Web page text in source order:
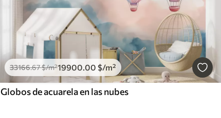
33166.67$/m²19900.00 $/m²
Globos de acuarela en las nubes